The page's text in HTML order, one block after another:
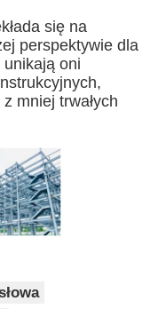
się na
perspektywie dla
unikają oni
mniej trwałych